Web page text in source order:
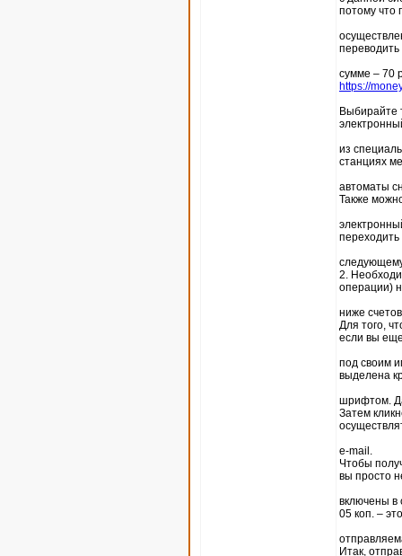
потому что
переводить
сумме – 70
https://
Выбирайте
из
станциях
автоматы
Также
переходить
2.
операции)
ниже
Для того,
если вы
под своим
выделена
шрифтом.
Затем
e-mail.
Чтобы
вы просто
включены в
05 коп. – это
Итак,